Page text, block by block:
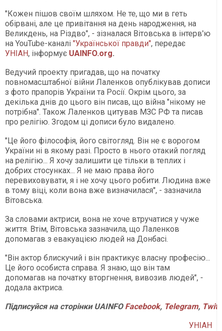
"Кожен пішов своїм шляхом. Не те, що ми в геть
обірвані, але це привітання на день народження, на
Великдень, на Різдво", - зізналася Вітовська в інтерв'ю
на YouTube-каналі "Української правди", передає
УНІАН, інформує UAINFO.org.
Ведучий проекту пригадав, що на початку
повномасштабної війни Лаленков опублікував дописи
з фото прапорів України та Росії. Окрім цього, за
декілька днів до цього він писав, що війна "нікому не
потрібна". Також Лаленков цитував МЗС РФ та писав
про релігію. Згодом ці дописи було видалено.
"Це його філософія, його світогляд. Він не є ворогом
України ні в якому разі. Просто в нього отакий погляд
на релігію... Я хочу залишити це тільки в теплих і
добрих стосунках... Я не маю права його
перевиховувати, я і не хочу цього робити. Людина вже
в тому віці, коли вона вже визначилася", - зазначила
Вітовська.
За словами актриси, вона не хоче втручатися у чуже
життя. Втім, Вітовська зазначила, що Лаленков
допомагав з евакуацією людей на Донбасі.
"Він актор блискучий і він практикує власну професію...
Це його особиста справа. Я знаю, що він там
допомагав на початку вторгнення, вивозив людей", -
додала актриса.
Підписуйся на сторінки UAINFO Facebook, Telegram,
УНІАН